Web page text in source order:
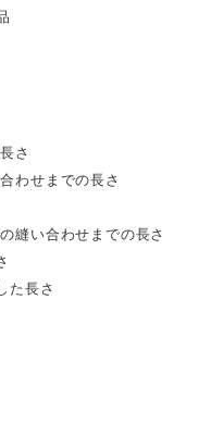
さ
わせまでの長さ
縫い合わせまでの長さ
た長さ